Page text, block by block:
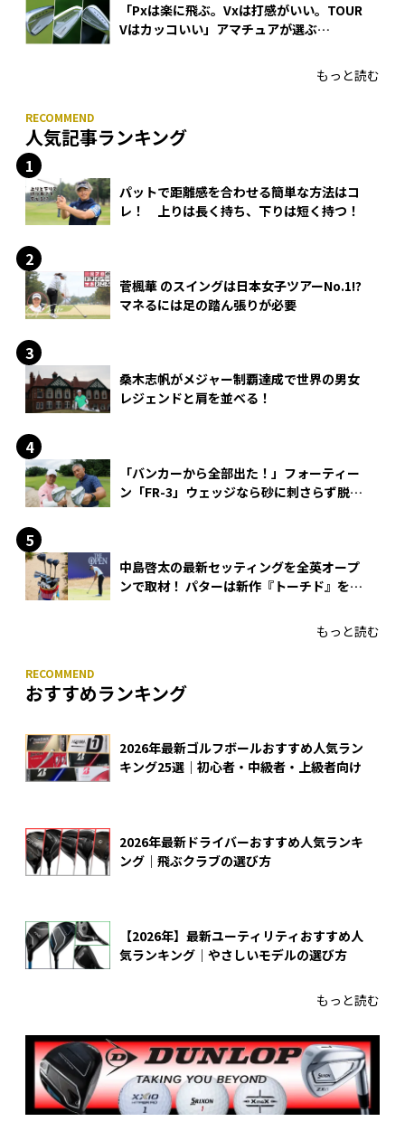
「Pxは楽に飛ぶ。Vxは打感がいい。TOUR
Vはカッコいい」アマチュアが選ぶ
もっと読む
人気記事ランキング
パットで距離感を合わせる簡単な方法はコ
レ！ 上りは長く持ち、下りは短く持つ！
菅楓華 のスイングは日本女子ツアーNo.1!?
マネるには足の踏ん張りが必要
桑木志帆がメジャー制覇達成で世界の男女
レジェンドと肩を並べる！
「バンカーから全部出た！」フォーティー
ン「FR-3」ウェッジなら砂に刺さらず脱出
中島啓太の最新セッティングを全英オープ
ンで取材！ パターは新作『トーチド』を投
もっと読む
おすすめランキング
2026年最新ゴルフボールおすすめ人気ラン
キング25選｜初心者・中級者・上級者向け
2026年最新ドライバーおすすめ人気ランキ
ング｜飛ぶクラブの選び方
【2026年】最新ユーティリティおすすめ人
気ランキング｜やさしいモデルの選び方
もっと読む